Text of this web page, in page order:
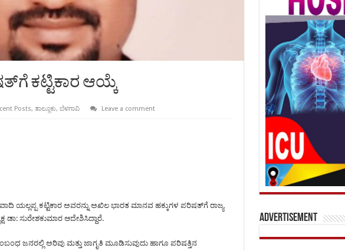
ಕಟ್ಟಿಕಾರ ಆಯ್ಕೆ
Posts, ತಾಲ್ಲೂಕು, ಬೆಳಗಾವಿ Leave a comment
ಯಲ್ಲಪ್ಪ ಕಟ್ಟಿಕಾರ ಅವರನ್ನು ಅಖಿಲ ಭಾರತ ಮಾನವ ಹಕ್ಕುಗಳ ಪರಿಷತ್‍ಗೆ ರಾಜ್ಯ
ಡಾ: ಸುರೇಶಕುಮಾರ ಆದೇಶಿಸಿದ್ದಾರೆ.
ಜನರಲ್ಲಿ ಅರಿವು ಮತ್ತು ಜಾಗೃತಿ ಮೂಡಿಸುವುದು ಹಾಗೂ ಪರಿಷತ್ತಿನ
Advertisement